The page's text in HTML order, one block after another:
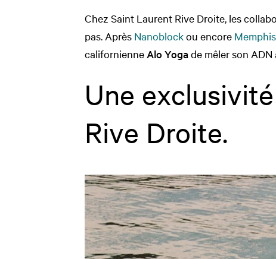
Chez Saint Laurent Rive Droite, les
pas. Après Nanoblockou encore
californienne Alo Yoga de mêler son ADN
Une
Rive Droite.